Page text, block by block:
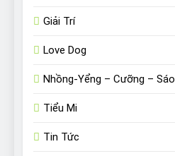
Giải Trí
Love Dog
Nhồng-Yểng – Cưỡng – Sáo
Tiểu Mi
Tin Tức